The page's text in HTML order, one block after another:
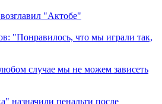
"Актобе"
"Понравилось, что мы играли так,
случае мы не можем зависеть
назначили пенальти после